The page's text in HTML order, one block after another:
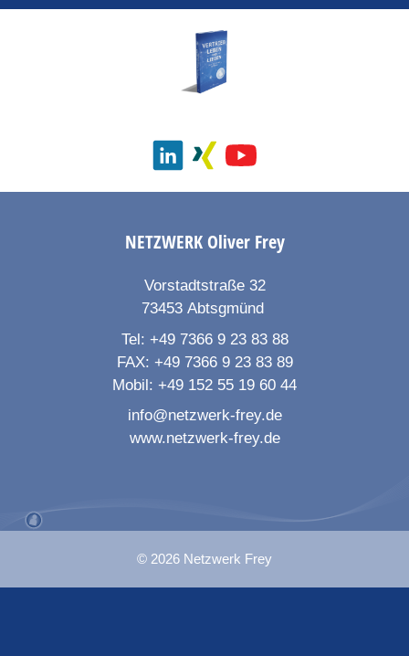
NETZWERKOliver Frey
Vorstadtstraße 32
73453 Abtsgmünd
Tel: +49 7366 9 23 83 88
FAX: +49 7366 9 23 83 89
Mobil: +49 152 55 19 60 44
info@netzwerk-frey.de
www.netzwerk-frey.de
© 2026 Netzwerk Frey